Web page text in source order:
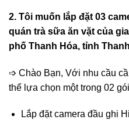
2. Tôi muốn lắp đặt 03
quán trà sữa ăn vặt của
phố Thanh Hóa, tỉnh
➩ Chào Bạn, Với nhu cầu
thể lựa chọn một trong 02
Lắp đặt camera đầu ghi